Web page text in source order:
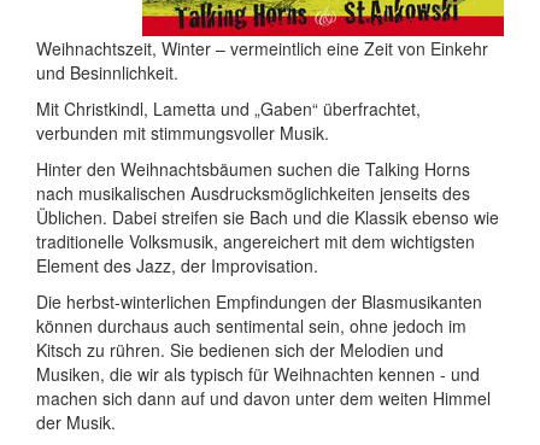
Weihnachtszeit, Winter – vermeintlich eine Zeit von Einkehr
und Besinnlichkeit.
Mit Christkindl, Lametta und „Gaben“ überfrachtet,
verbunden mit stimmungsvoller Musik.
Hinter den Weihnachtsbäumen suchen die Talking Horns
nach musikalischen Ausdrucksmöglichkeiten jenseits des
Üblichen. Dabei streifen sie Bach und die Klassik ebenso wie
traditionelle Volksmusik, angereichert mit dem wichtigsten
Element des Jazz, der Improvisation.
Die herbst-winterlichen Empfindungen der Blasmusikanten
können durchaus auch sentimental sein, ohne jedoch im
Kitsch zu rühren. Sie bedienen sich der Melodien und
Musiken, die wir als typisch für Weihnachten kennen - und
machen sich dann auf und davon unter dem weiten Himmel
der Musik.